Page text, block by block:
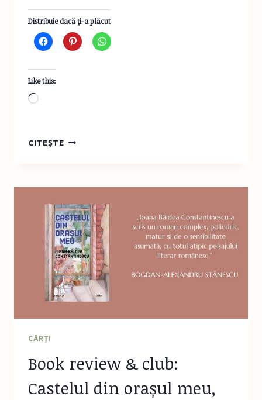
Distribuie dacă ţi-a plăcut
Like this:
Loading…
CITEȘTEBOOK
UN
VALÉRIE
PERRIN,
EDITURA
LITERA
CĂRŢI
Book review & club:
Castelul din orașul meu,